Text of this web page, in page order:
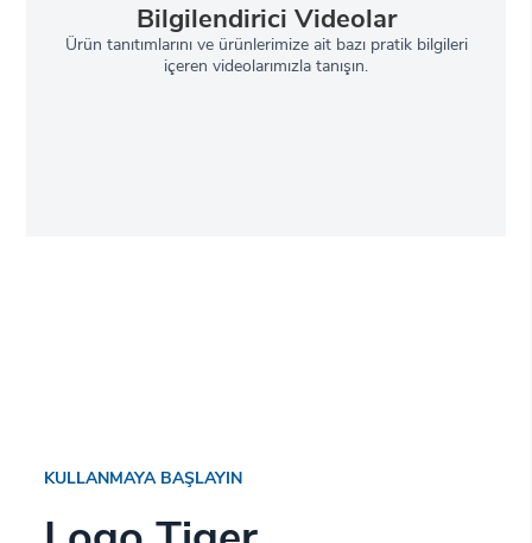
Bilgilendirici Videolar
Ürün tanıtımlarını ve ürünlerimize ait bazı pratik bilgileri
içeren videolarımızla tanışın.
KULLANMAYA BAŞLAYIN